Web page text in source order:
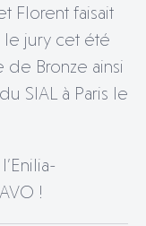
Florent faisait
le jury cet été
de Bronze ainsi
SIAL à Paris le
!